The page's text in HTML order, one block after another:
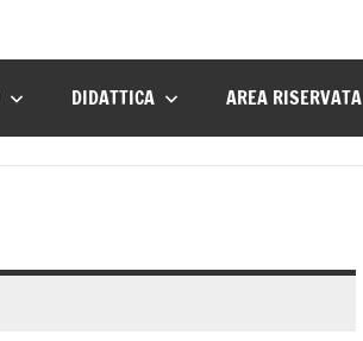
DIDATTICA AREA RISERVATA